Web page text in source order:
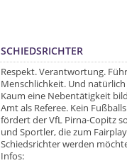
SCHIEDSRICHTER
Respekt. Verantwortung.
Menschlichkeit. Und
Kaum eine Nebentätigkeit
Amt als Referee. Kein
fördert der VfL Pirna-Copitz
und Sportler, die zum
Schiedsrichter werden
Infos: